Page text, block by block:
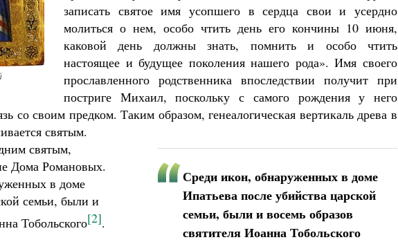
записать святое имя усопшего в сердца свои и усердно
молиться о нем, особо чтить день его кончины 10 июня,
каковой день должны знать, помнить и особо чтить
настоящее и будущее поколения нашего рода». Имя своего
прославленного родственника впоследствии получит при
постриге Михаил, поскольку с самого рождения у него
со своим предком. Таким образом, генеалогическая вертикаль древа в
святым.
Среди икон, обнаруженных в доме
Ипатьева после убийства царской
семьи, были и восемь образов
святителя Иоанна Тобольского
святым,
Дома Романовых.
в доме
семьи, были и
Тобольского[2].